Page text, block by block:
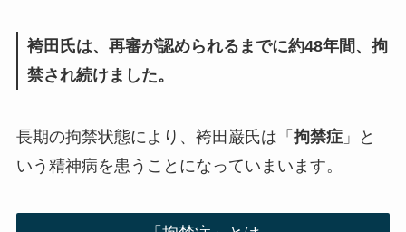
袴田氏は、再審が認められるまでに約48年間、拘
禁され続けました。
長期の拘禁状態により、袴田巌氏は「 拘禁症」と
いう精神病を患うことになっていまいます。